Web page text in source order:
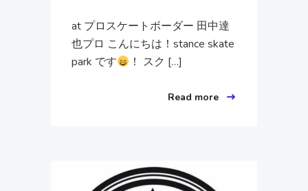
at プロスケートボーダー 田中達
也プロ こんにちは！stance skate
park です
！ スク […]
Read more